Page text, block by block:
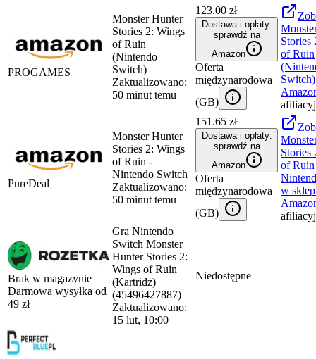
PROGAMES
Monster Hunter
Stories 2: Wings
of Ruin
(Nintendo
Switch)
Zaktualizowano:
50 minut temu
123.00 zł
Dostawa i opłaty:
sprawdź na
Amazon
Oferta
międzynarodowa
(GB)
Stories
of Ruin
Switch)
PureDeal
Monster Hunter
Stories 2: Wings
of Ruin -
Nintendo Switch
Zaktualizowano:
50 minut temu
151.65 zł
Dostawa i opłaty:
sprawdź na
Amazon
Oferta
międzynarodowa
(GB)
Stories
of
w
Brak w magazynie
Darmowa wysyłka od
49 zł
Gra Nintendo
Switch Monster
Hunter Stories 2:
Wings of Ruin
(Kartridż)
(45496427887)
Zaktualizowano:
15 lut, 10:00
Niedostępne